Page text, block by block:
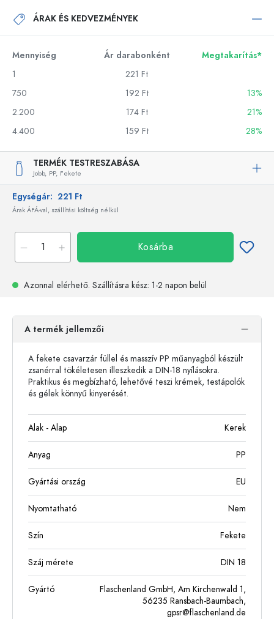
ÁRAK ÉS KEDVEZMÉNYEK
Mennyiség Ár darabonként
Megtakarítás*
1
221 Ft
750
192 Ft
13%
2.200
174 Ft
21%
4.400
159 Ft 28%
TERMÉK TESTRESZABÁSA
Jobb, PP, Fekete
Egységár: 221 Ft
Árak ÁFÁ-val, szállítási költség nélkül
Kosárba
Azonnal elérhető. Szállításra kész: 1-2 napon belül
A termék jellemzői
A fekete csavarzár füllel és masszív PP műanyagból készült
zsanérral tökéletesen illeszkedik a DIN-18 nyílásokra.
Praktikus és megbízható, lehetővé teszi krémek, testápolók
és gélek könnyű kinyerését.
Alak - Alap Kerek
Anyag PP
Gyártási ország EU
Nyomtatható Nem
Szín Fekete
Száj mérete DIN 18
Gyártó
Flaschenland GmbH, Am Kirchenwald 1,
56235 Ransbach-Baumbach,
gpsr@flaschenland.de